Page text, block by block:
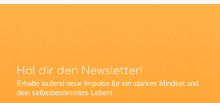
Hol dir den Newsletter!
Erhalte laufend neue Impulse für ein starkes Mindset und
dein selbstbestimmtes Leben!